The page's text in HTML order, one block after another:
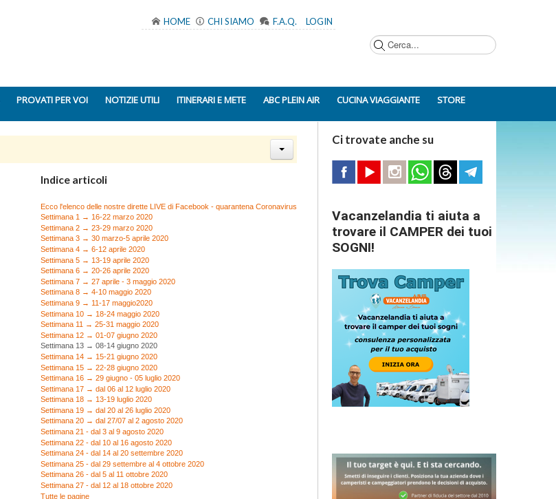
HOME CHI SIAMO F.A.Q. LOGIN
PROVATI PER VOI NOTIZIE UTILI ITINERARI E METE ABC PLEIN AIR CUCINA VIAGGIANTE STORE
Indice articoli
Ecco l'elenco delle nostre dirette LIVE di Facebook - quarantena Coronavirus
Settimana 1 → 16-22 marzo 2020
Settimana 2 → 23-29 marzo 2020
Settimana 3 → 30 marzo-5 aprile 2020
Settimana 4 → 6-12 aprile 2020
Settimana 5 → 13-19 aprile 2020
Settimana 6 → 20-26 aprile 2020
Settimana 7 → 27 aprile - 3 maggio 2020
Settimana 8 → 4-10 maggio 2020
Settimana 9 → 11-17 maggio2020
Settimana 10 → 18-24 maggio 2020
Settimana 11 → 25-31 maggio 2020
Settimana 12 → 01-07 giugno 2020
Settimana 13 → 08-14 giugno 2020
Settimana 14 → 15-21 giugno 2020
Settimana 15 → 22-28 giugno 2020
Settimana 16 → 29 giugno - 05 luglio 2020
Settimana 17 → dal 06 al 12 luglio 2020
Settimana 18 → 13-19 luglio 2020
Settimana 19 → dal 20 al 26 luglio 2020
Settimana 20 → dal 27/07 al 2 agosto 2020
Settimana 21 - dal 3 al 9 agosto 2020
Settimana 22 - dal 10 al 16 agosto 2020
Settimana 24 - dal 14 al 20 settembre 2020
Settimana 25 - dal 29 settembre al 4 ottobre 2020
Settimana 26 - dal 5 al 11 ottobre 2020
Settimana 27 - dal 12 al 18 ottobre 2020
Tutte le pagine
Ci trovate anche su
Vacanzelandia ti aiuta a
trovare il CAMPER dei tuoi
SOGNI!